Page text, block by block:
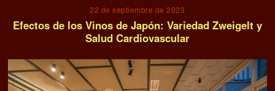
22 de septiembre de 2023
Efectos de los Vinos de Japón: Variedad Zweigelt y
Salud Cardiovascular